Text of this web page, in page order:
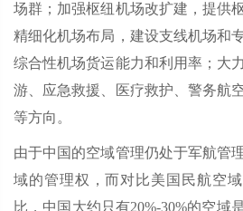
场群；加强枢纽机场改扩建，提供
精细化机场布局，建设支线机场和
综合性机场货运能力和利用率；大
游、应急救援、医疗救护、警务航
等方向。
由于中国的空域管理仍处于军航管
域的管理权，而对比美国民航空域
比，中国大约只有20%-30%的空域